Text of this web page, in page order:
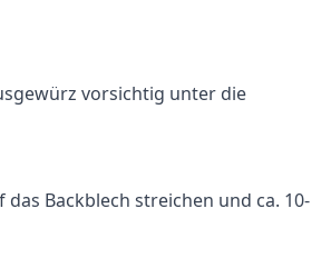
vorsichtig unter die
das Backblech streichen und ca. 10-